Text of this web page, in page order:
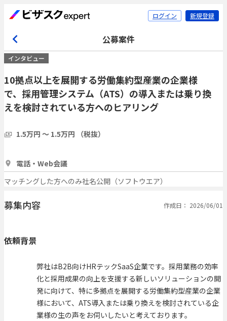
ログイン 新規登録
公募案件
インタビュー
10拠点以上を展開する労働集約型産業の企業様
で、採用管理システム（ATS）の導入または乗り換
えを検討されている方へのヒアリング
1.5万円 〜 1.5万円 （税抜）
電話・Web会議
マッチングした方へのみ社名公開（ソフトウエア）
募集内容 作成日： 2026/06/01
依頼背景
弊社はB2B向けHRテックSaaS企業です。採用業務の効率
化と採用成果の向上を支援する新しいソリューションの開
発に向けて、特に多拠点を展開する労働集約型産業の企業
様において、ATS導入または乗り換えを検討されている企
業様の生の声をお伺いしたいと考えております。